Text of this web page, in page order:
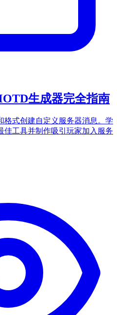
生成器完全指南
格式创建自定义服务器消息。学
佳工具并制作吸引玩家加入服务